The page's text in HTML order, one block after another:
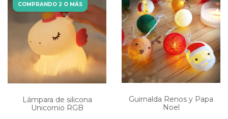
COMPRANDO 2 O MÁS
Lámpara de silicona
Unicornio RGB
Guirnalda Renos y Papa
Noel